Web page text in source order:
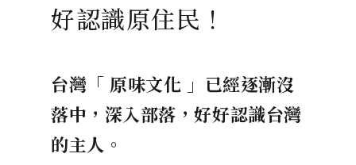
好認識原住民！
台灣「 原味文化 」已經逐漸沒
落中，深入部落，好好認識台灣
的主人。